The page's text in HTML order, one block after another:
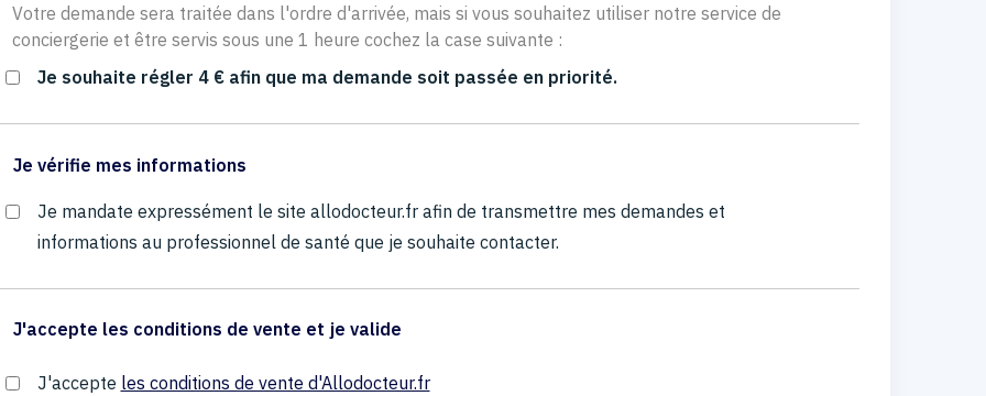
Votre demande sera traitée dans l'ordre d'arrivée, mais si vous souhaitez utiliser notre service de
conciergerie et être servis sous une 1 heure cochez la case suivante :
Je souhaite régler 4 € afin que ma demande soit passée en priorité.
Je vérifie mes informations
Je mandate expressément le site allodocteur.fr afin de transmettre mes demandes et
informations au professionnel de santé que je souhaite contacter.
J'accepte les conditions de vente et je valide
J'accepte les conditions de vente d'Allodocteur.fr